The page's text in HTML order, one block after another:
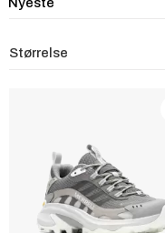
Størrelse